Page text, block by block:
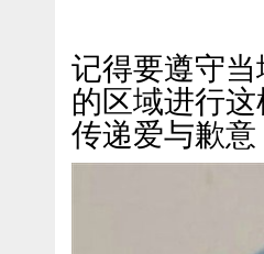
记得要遵守
的区域进行
传递爱与歉